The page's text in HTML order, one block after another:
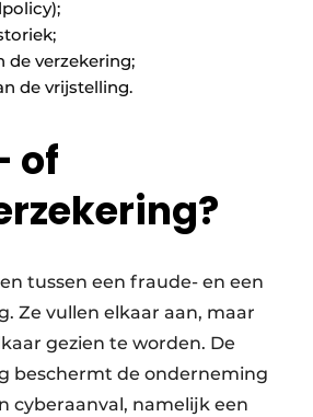
de verzekering;
de vrijstelling.
of
tussen een fraude- en een
Ze vullen elkaar aan, maar
gezien te worden. De
beschermt de onderneming
cyberaanval, namelijk een